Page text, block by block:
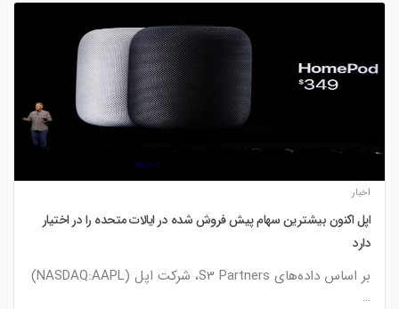
اخبار
اپل اکنون بیشترین سهام پیش فروش شده در ایالات متحده را در اختیار
دارد
بر اساس داده‌های S3 Partners، شرکت اپل (NASDAQ:AAPL)
…